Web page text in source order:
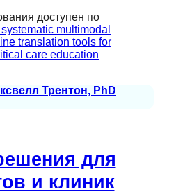
доступен по
multimodal
translation tools for
care education
Трентон, PhD
для
и клиник